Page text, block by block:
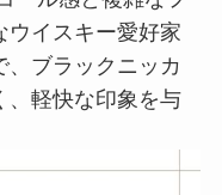
ウイスキー愛好家
、ブラックニッカ
、軽快な印象を与